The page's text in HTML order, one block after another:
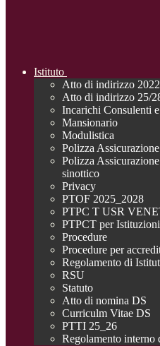
Istituto
Atto di indirizzo
Atto di indirizzo 25/
Incarichi Consulenti
Mansionario
Modulistica
Polizza
Polizza
sinottico
Privacy
PTOF 2025_2028
PTPC T USR
PTPCT per
Procedure
Procedure per
Regolamento di
RSU
Statuto
Atto di nomina DS
Curriculm Vitae DS
PTTI 25_26
Regolamento interno